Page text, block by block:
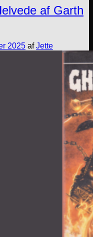
af Garth
2025 afJette